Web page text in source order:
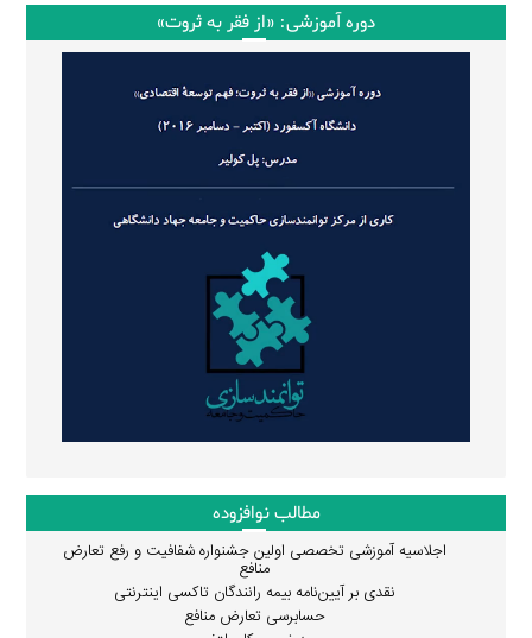
دوره آموزشی: «از فقر به ثروت»
مطالب نوافزوده
اجلاسیه آموزشی تخصصی اولین جشنواره شفافیت و رفع تعارض
منافع
نقدی بر آیین‌نامه بیمه رانندگان تاکسی اینترنتی
حسابرسی تعارض منافع